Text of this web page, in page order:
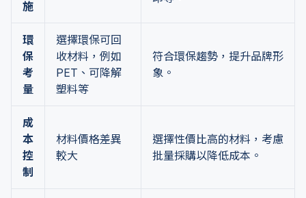
施
環
保
考
量
選擇環保可回
收材料，例如
PET、可降解
塑料等
符合環保趨勢，提升品牌形
象。
成
本
控
制
材料價格差異
較大
選擇性價比高的材料，考慮
批量採購以降低成本。